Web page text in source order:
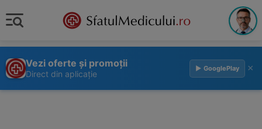
Vezi oferte și promoții
Direct din aplicație
▶ GooglePlay ×